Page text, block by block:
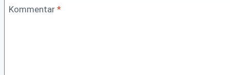
Kommentar *